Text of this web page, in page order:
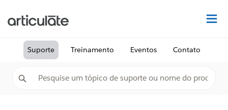
Suporte Treinamento Eventos Contato